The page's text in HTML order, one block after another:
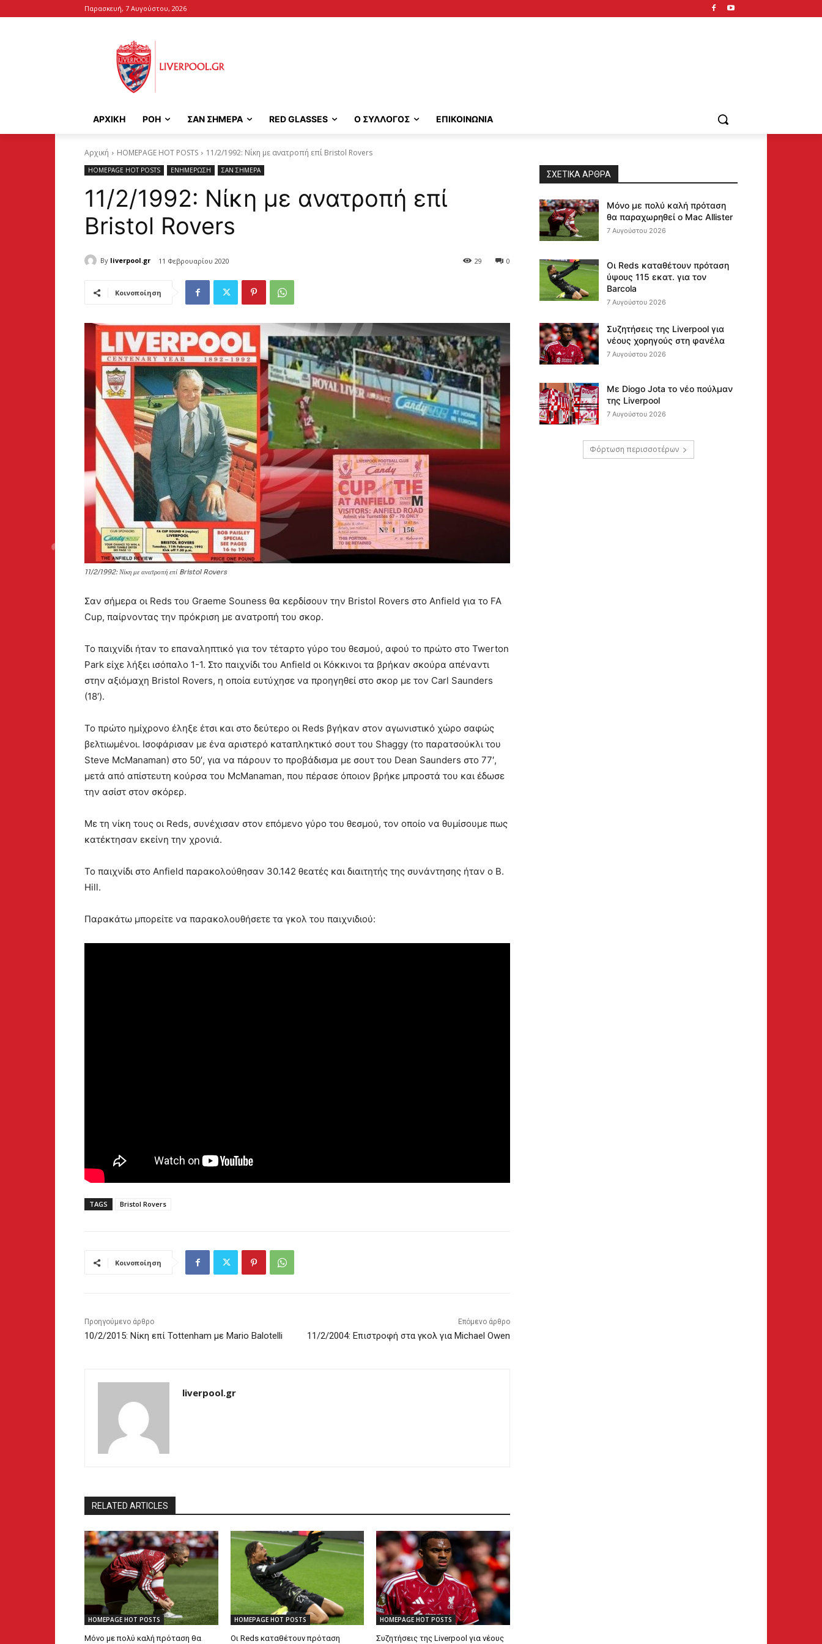
Παρασκευή, 7 Αυγούστου, 2026
ΑΡΧΙΚΉ ΡΟΗ ΣΑΝ ΣΗΜΕΡΑ RED GLASSES Ο ΣΥΛΛΟΓΟΣ ΕΠΙΚΟΙΝΩΝΙΑ
Αρχική HOMEPAGE HOT POSTS 11/2/1992: Νίκη με ανατροπή επί Bristol Rovers
HOMEPAGE HOT POSTS ΕΝΗΜΕΡΩΣΗ ΣΑΝ ΣΗΜΕΡΑ
11/2/1992: Νίκη με ανατροπή επί
Bristol Rovers
By liverpool.gr 11 Φεβρουαρίου 2020 0
29
Κοινοποίηση
11/2/1992: Νίκη με ανατροπή επί Bristol Rovers
Σαν σήμερα οι Reds του Graeme Souness θα κερδίσουν την Bristol Rovers στο Anfield για το FA
Cup, παίρνοντας την πρόκριση με ανατροπή του σκορ.
Το παιχνίδι ήταν το επαναληπτικό για τον τέταρτο γύρο του θεσμού, αφού το πρώτο στο Twerton
Park είχε λήξει ισόπαλο 1-1. Στο παιχνίδι του Anfield οι Κόκκινοι τα βρήκαν σκούρα απέναντι
στην αξιόμαχη Bristol Rovers, η οποία ευτύχησε να προηγηθεί στο σκορ με τον Carl Saunders
(18′).
Το πρώτο ημίχρονο έληξε έτσι και στο δεύτερο οι Reds βγήκαν στον αγωνιστικό χώρο σαφώς
βελτιωμένοι. Ισοφάρισαν με ένα αριστερό καταπληκτικό σουτ του Shaggy (το παρατσούκλι του
Steve McManaman) στο 50′, για να πάρουν το προβάδισμα με σουτ του Dean Saunders στο 77′,
μετά από απίστευτη κούρσα του McManaman, που πέρασε όποιον βρήκε μπροστά του και έδωσε
την ασίστ στον σκόρερ.
Με τη νίκη τους οι Reds, συνέχισαν στον επόμενο γύρο του θεσμού, τον οποίο να θυμίσουμε πως
κατέκτησαν εκείνη την χρονιά.
Το παιχνίδι στο Anfield παρακολούθησαν 30.142 θεατές και διαιτητής της συνάντησης ήταν ο B.
Hill.
Παρακάτω μπορείτε να παρακολουθήσετε τα γκολ του παιχνιδιού:
TAGS Bristol Rovers
Κοινοποίηση
Προηγούμενο άρθρο
10/2/2015: Νίκη επί Tottenham με Mario Balotelli
Επόμενο άρθρο
11/2/2004: Επιστροφή στα γκολ για Michael Owen
liverpool.gr
RELATED ARTICLES
HOMEPAGE HOT POSTS
Μόνο με πολύ καλή πρόταση θα
HOMEPAGE HOT POSTS
Οι Reds καταθέτουν πρόταση
HOMEPAGE HOT POSTS
Συζητήσεις της Liverpool για νέους
ΣΧΕΤΙΚΆ ΆΡΘΡΑ
Μόνο με πολύ καλή πρόταση
θα παραχωρηθεί ο Mac Allister
7 Αυγούστου 2026
Οι Reds καταθέτουν πρόταση
ύψους 115 εκατ. για τον
Barcola
7 Αυγούστου 2026
Συζητήσεις της Liverpool για
νέους χορηγούς στη φανέλα
7 Αυγούστου 2026
Με Diogo Jota το νέο πούλμαν
της Liverpool
7 Αυγούστου 2026
Φόρτωση περισσοτέρων